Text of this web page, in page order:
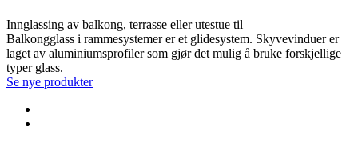
Innglassing av balkong, terrasse eller utestue til
Balkongglass i rammesystemer er et glidesystem. Skyvevinduer er
laget av aluminiumsprofiler som gjør det mulig å bruke forskjellige
typer glass.
Se nye produkter